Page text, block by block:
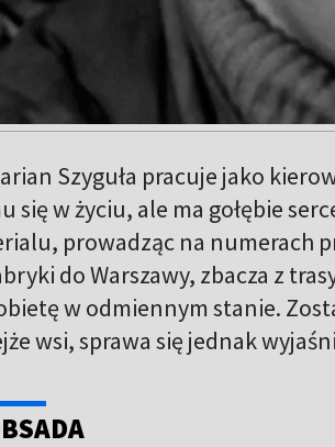
Szyguła pracuje jako
się w życiu, ale ma gołębie
prowadząc na numerach
do Warszawy, zbacza z
w odmiennym stanie.
wsi, sprawa się jednak